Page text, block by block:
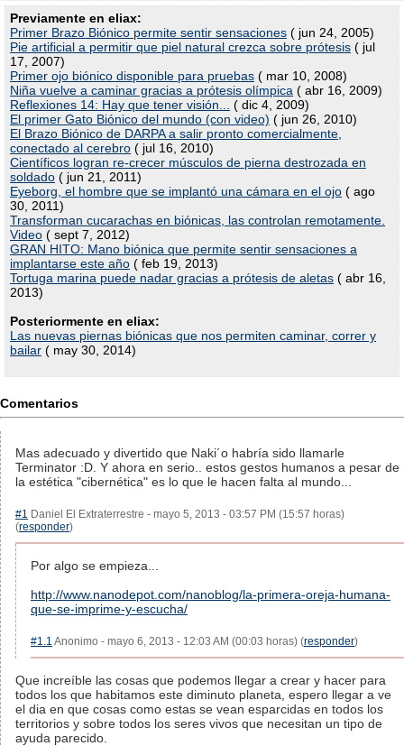
Previamente en eliax:
Primer Brazo Biónico permite sentir sensaciones ( jun 24, 2005)
Pie artificial a permitir que piel natural crezca sobre prótesis ( jul
17, 2007)
Primer ojo biónico disponible para pruebas ( mar 10, 2008)
Niña vuelve a caminar gracias a prótesis olímpica ( abr 16, 2009)
Reflexiones 14: Hay que tener visión...
( dic 4, 2009)
El primer Gato Biónico del mundo (con video) ( jun 26, 2010)
El Brazo Biónico de DARPA a salir pronto comercialmente,
conectado al cerebro ( jul 16, 2010)
Científicos logran re-crecer músculos de pierna destrozada en
soldado ( jun 21, 2011)
Eyeborg, el hombre que se implantó una cámara en el ojo ( ago
30, 2011)
Transforman cucarachas en biónicas, las controlan remotamente.
Video ( sept 7, 2012)
GRAN HITO: Mano biónica que permite sentir sensaciones a
implantarse este año ( feb 19, 2013)
Tortuga marina puede nadar gracias a prótesis de aletas ( abr 16,
2013)
Posteriormente en eliax:
Las nuevas piernas biónicas que nos permiten caminar, correr y
bailar ( may 30, 2014)
Comentarios
Mas adecuado y divertido que Naki´o habría sido llamarle
Terminator :D. Y ahora en serio.. estos gestos humanos a pesar de
la estética "cibernética" es lo que le hacen falta al mundo...
#1 Daniel El Extraterrestre - mayo 5, 2013 - 03:57 PM (15:57 horas)
(responder)
Por algo se empieza...
http://www.nanodepot.com/nanoblog/la-primera-oreja-humana-
que-se-imprime-y-escucha/
#1.1 Anonimo - mayo 6, 2013 - 12:03 AM (00:03 horas) (responder)
Que increíble las cosas que podemos llegar a crear y hacer para
todos los que habitamos este diminuto planeta, espero llegar a ve
el dia en que cosas como estas se vean esparcidas en todos los
territorios y sobre todos los seres vivos que necesitan un tipo de
ayuda parecido.